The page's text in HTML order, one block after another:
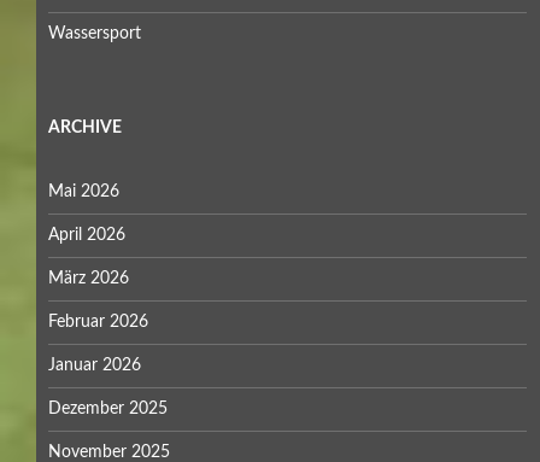
Wassersport
ARCHIVE
Mai 2026
April 2026
März 2026
Februar 2026
Januar 2026
Dezember 2025
November 2025